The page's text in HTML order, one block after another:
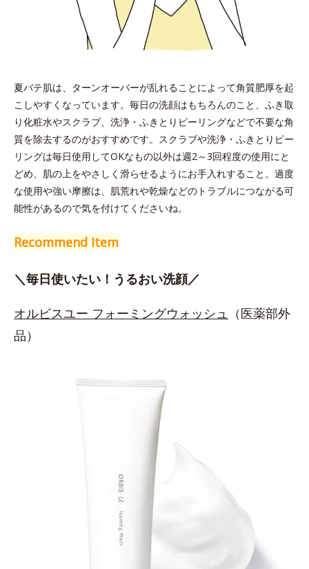
夏バテ肌は、ターンオーバーが乱れることによって角質肥厚を起
こしやすくなっています。毎日の洗顔はもちろんのこと、ふき取
り化粧水やスクラブ、洗浄・ふきとりピーリングなどで不要な角
質を除去するのがおすすめです。スクラブや洗浄・ふきとりピー
リングは毎日使用してOKなもの以外は週2～3回程度の使用にと
どめ、肌の上をやさしく滑らせるようにお手入れすること。過度
な使用や強い摩擦は、肌荒れや乾燥などのトラブルにつながる可
能性があるので気を付けてくださいね。
Recommend Item
＼毎日使いたい！うるおい洗顔／
オルビスユー フォーミングウォッシュ （医薬部外
品）